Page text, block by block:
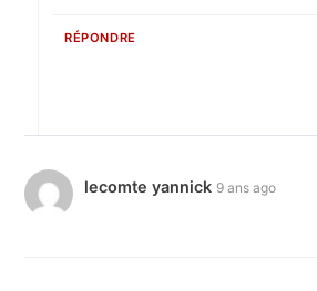
RÉPONDRE
lecomte yannick 9 ans ago